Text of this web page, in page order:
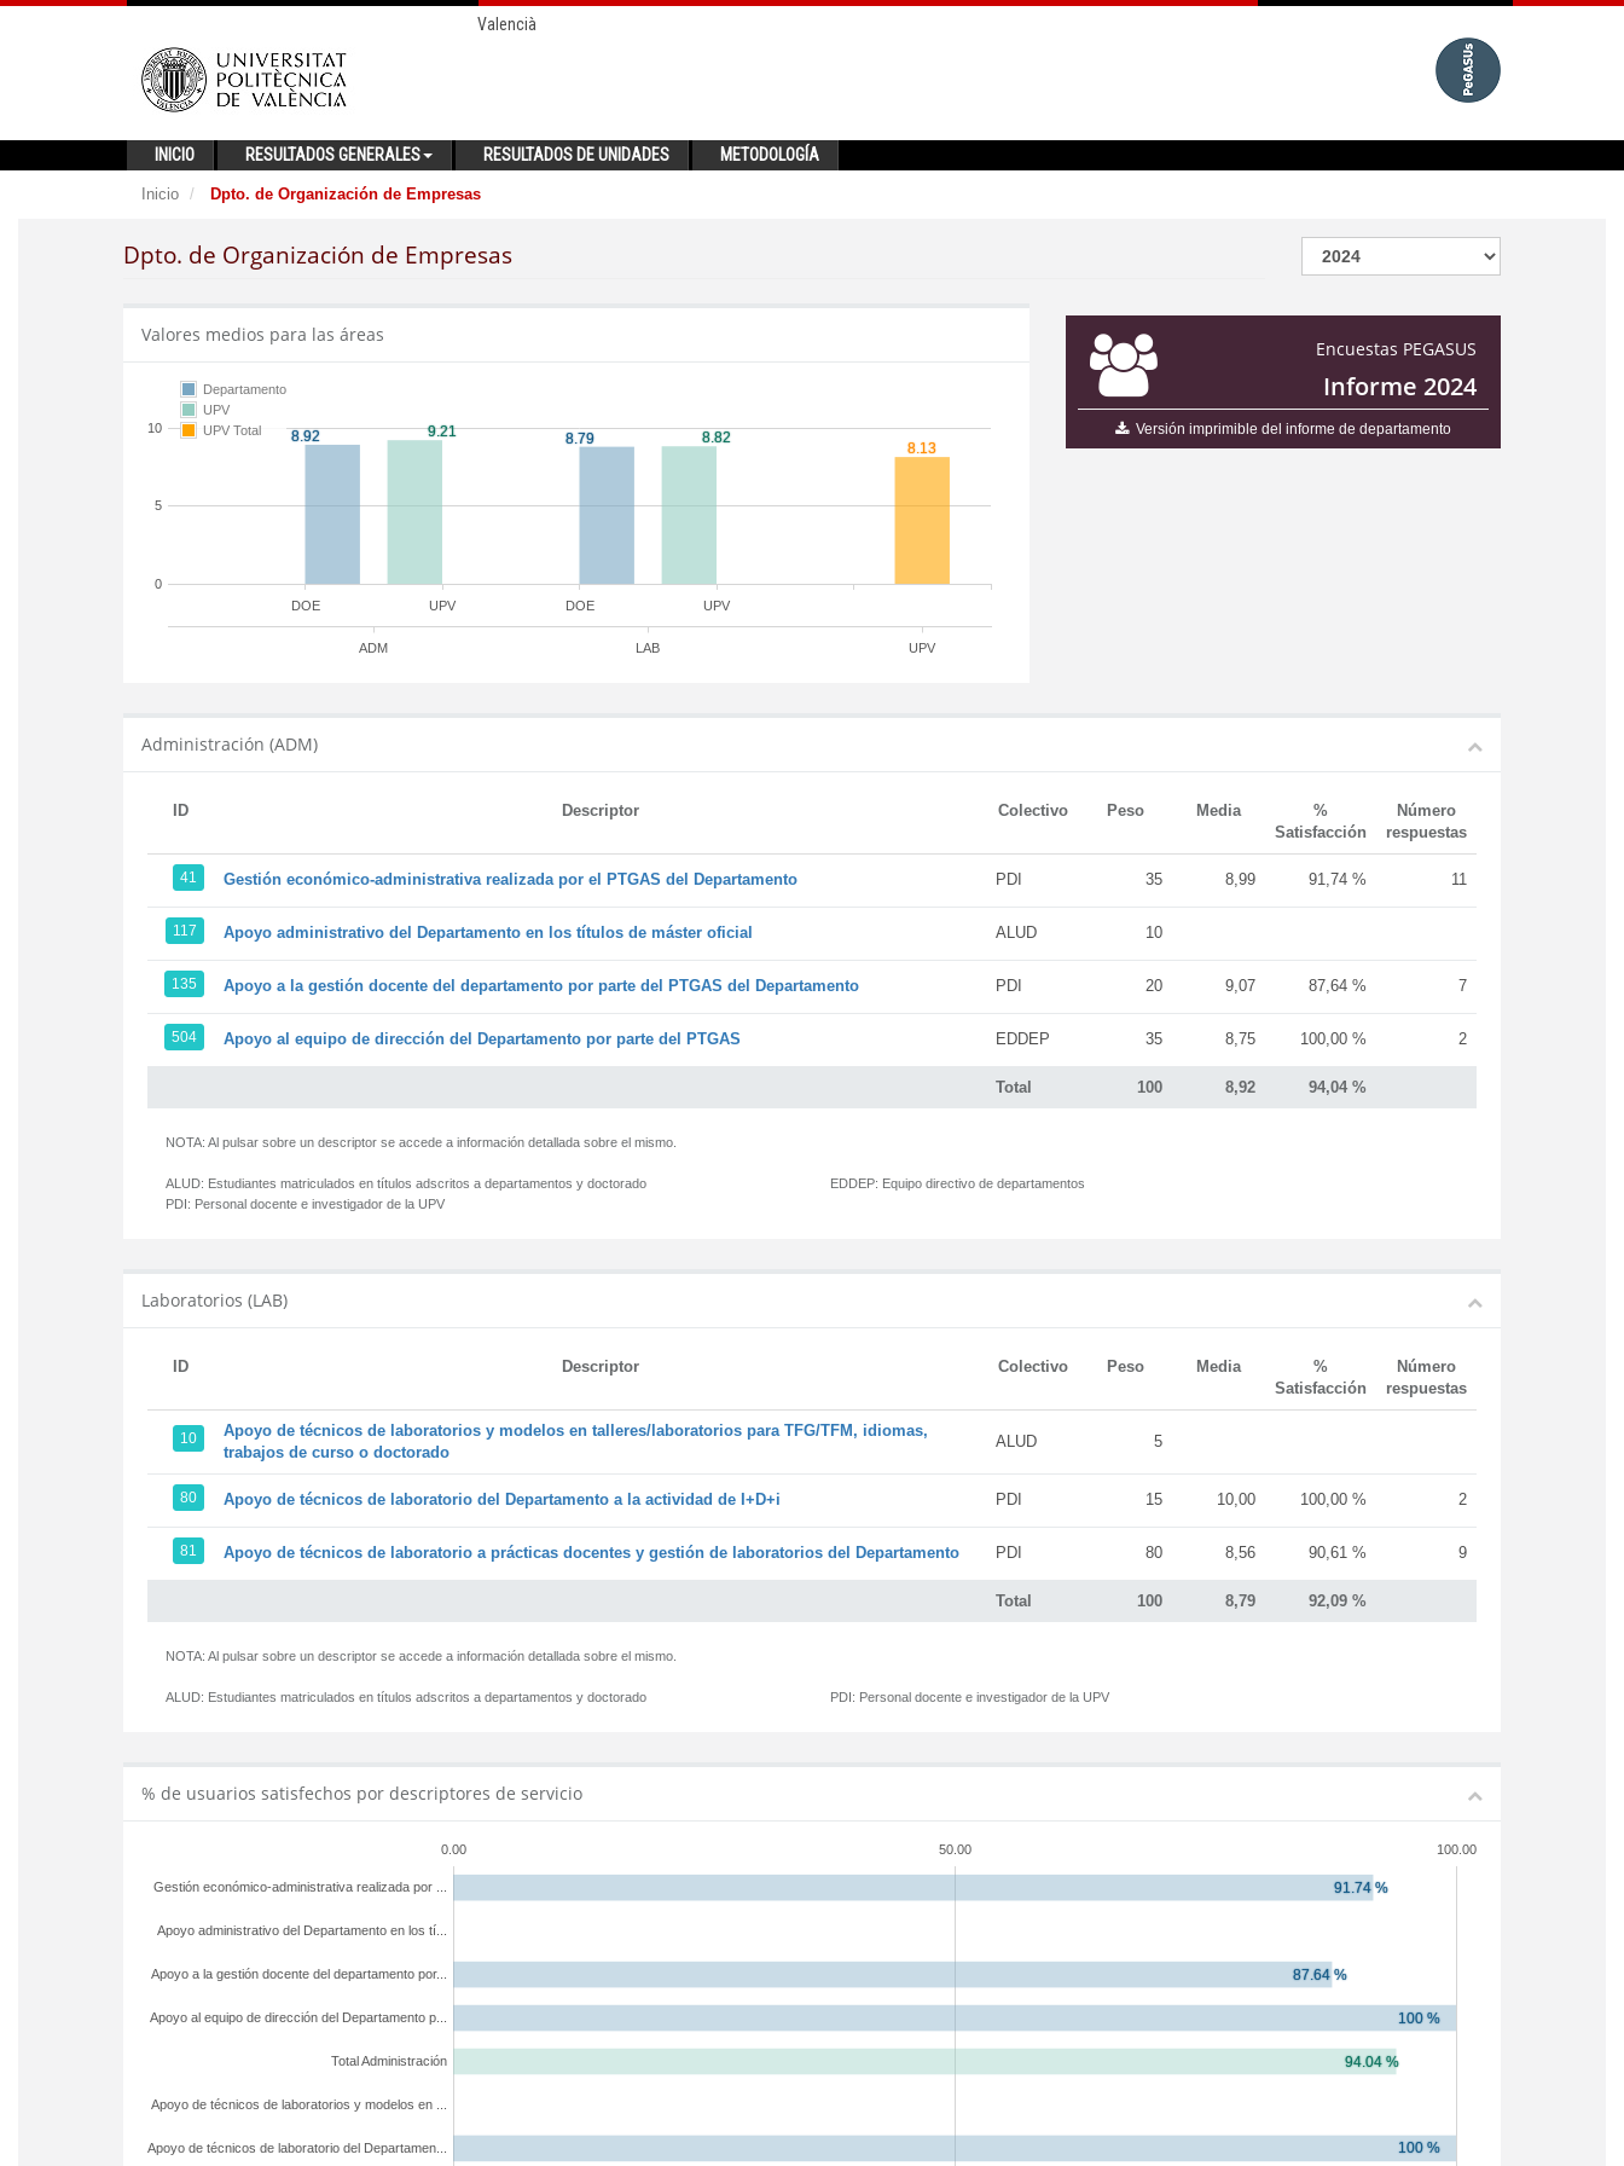
Valencià
INICIO RESULTADOS GENERALES RESULTADOS DE UNIDADES METODOLOGÍA
Inicio Dpto. de Organización de Empresas
Dpto. de Organización de Empresas
Encuestas PEGASUS
Informe 2024
Versión imprimible del informe de departamento
Valores medios para las áreas
DOE DOE
UPV UPV
ADM LAB UPV
0
5
10
Departamento
UPV
UPV Total
Administración (ADM)
ID Descriptor Colectivo Peso Media
%
Satisfacción
Número
respuestas
Total 100 8,92 94,04 %
41 Gestión económico-administrativa realizada por el PTGAS del Departamento PDI 35 8,99 91,74 % 11
117 Apoyo administrativo del Departamento en los títulos de máster oficial ALUD 10
135 Apoyo a la gestión docente del departamento por parte del PTGAS del Departamento PDI 20 9,07 87,64 % 7
504 Apoyo al equipo de dirección del Departamento por parte del PTGAS EDDEP 35 8,75 100,00 % 2
NOTA: Al pulsar sobre un descriptor se accede a información detallada sobre el mismo.
ALUD: Estudiantes matriculados en títulos adscritos a departamentos y doctorado
PDI: Personal docente e investigador de la UPV
EDDEP: Equipo directivo de departamentos
Laboratorios (LAB)
ID Descriptor Colectivo Peso Media
%
Satisfacción
Número
respuestas
Total 100 8,79 92,09 %
10
Apoyo de técnicos de laboratorios y modelos en talleres/laboratorios para TFG/TFM, idiomas,
trabajos de curso o doctorado
ALUD 5
80 Apoyo de técnicos de laboratorio del Departamento a la actividad de I+D+i PDI 15 10,00 100,00 % 2
81 Apoyo de técnicos de laboratorio a prácticas docentes y gestión de laboratorios del Departamento PDI 80 8,56 90,61 % 9
NOTA: Al pulsar sobre un descriptor se accede a información detallada sobre el mismo.
ALUD: Estudiantes matriculados en títulos adscritos a departamentos y doctorado PDI: Personal docente e investigador de la UPV
% de usuarios satisfechos por descriptores de servicio
0.00 50.00 100.00
Apoyo de técnicos de laboratorio del Departamen...
Apoyo de técnicos de laboratorios y modelos en ...
Total Administración
Apoyo al equipo de dirección del Departamento p...
Apoyo a la gestión docente del departamento por...
Apoyo administrativo del Departamento en los tí...
Gestión económico-administrativa realizada por ...